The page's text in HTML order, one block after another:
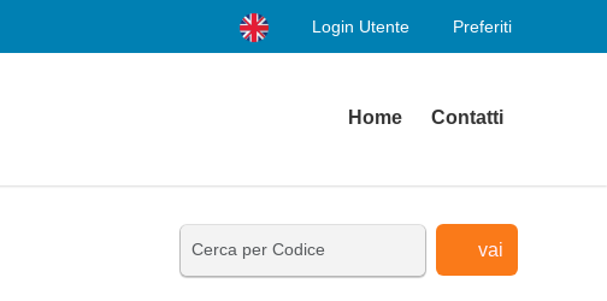
Login Utente Preferiti
Home Contatti
vai